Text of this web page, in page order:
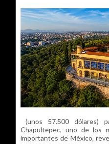
(unos 57.500 dólares)
Chapultepec, uno de los
importantes de México,